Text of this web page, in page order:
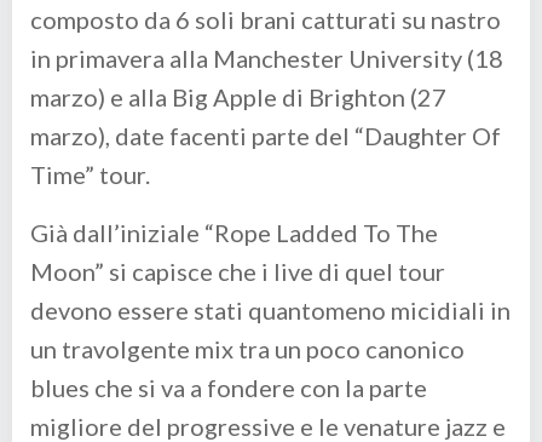
composto da 6 soli brani catturati su nastro
in primavera alla Manchester University (18
marzo) e alla Big Apple di Brighton (27
marzo), date facenti parte del “Daughter Of
Time” tour.
Già dall’iniziale “Rope Ladded To The
Moon” si capisce che i live di quel tour
devono essere stati quantomeno micidiali in
un travolgente mix tra un poco canonico
blues che si va a fondere con la parte
migliore del progressive e le venature jazz e